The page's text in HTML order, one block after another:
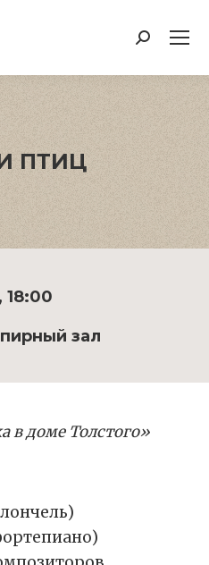
Поиск:
ПТИЦ
18:00
зал
в доме Толстого»